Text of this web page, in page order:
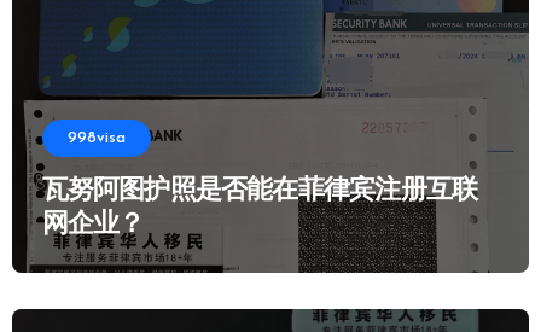
998visa
瓦努阿图护照是否能在菲律宾注册互联
网企业？